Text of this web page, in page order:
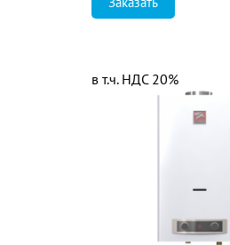
в т.ч. НДС 20%